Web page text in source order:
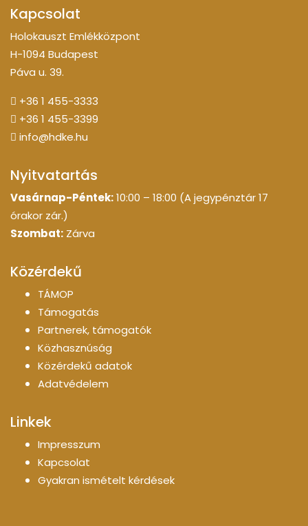
Kapcsolat
Holokauszt Emlékközpont
H-1094 Budapest
Páva u. 39.
+36 1 455-3333
+36 1 455-3399
info@hdke.hu
Nyitvatartás
Vasárnap-Péntek:10:00 – 18:00 (A jegypénztár 17
órakor zár.)
Szombat: Zárva
Közérdekű
TÁMOP
Támogatás
Partnerek, támogatók
Közhasznúság
Közérdekű adatok
Adatvédelem
Linkek
Impresszum
Kapcsolat
Gyakran ismételt kérdések